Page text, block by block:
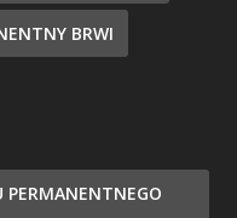
BRWI
PERMANENTNEGO